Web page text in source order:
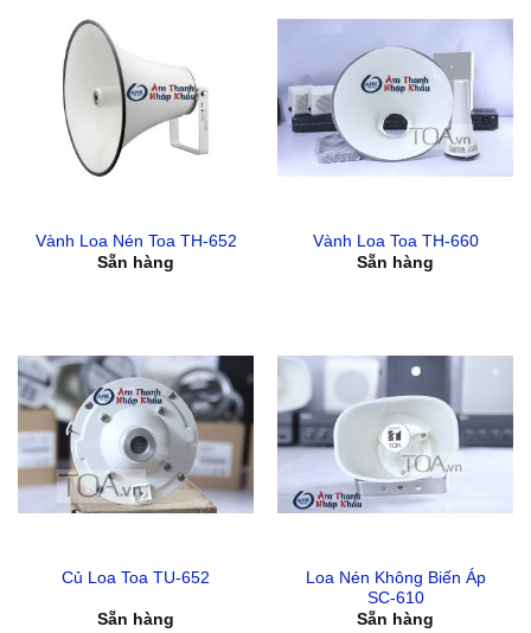
Vành Loa Nén Toa TH-652
Sẵn hàng
Vành Loa Toa TH-660
Sẵn hàng
Củ Loa Toa TU-652
Sẵn hàng
Loa Nén Không Biến Áp
SC-610
Sẵn hàng